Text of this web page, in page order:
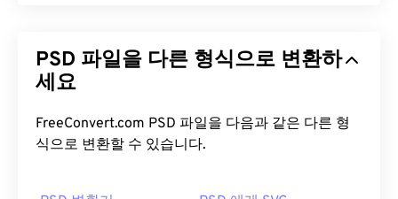
PSD 파일을 다른 형식으로 변환하
세요
FreeConvert.com PSD 파일을 다음과 같은 다른 형
식으로 변환할 수 있습니다.